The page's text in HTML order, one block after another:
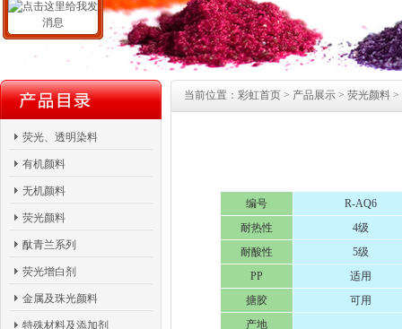
荧光、透明染料
有机颜料
无机颜料
荧光颜料
酞青兰系列
荧光增白剂
金属及珠光颜料
特殊材料及添加剂
当前位置：彩虹首页 > 产品展示 > 荧光颜料 >
编号
R-AQ6
耐热性
4级
耐酸性
5级
PP
适用
搪胶
可用
产地